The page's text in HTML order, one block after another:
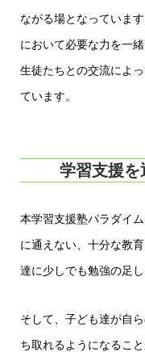
ながる場となっていま
において必要な力を一
生徒たちとの交流によ
ています。
学習支援を
本学習支援塾パラダイ
に通えない、十分な教
達に少しでも勉強の足
そして、子ども達が自
ち取れるようになるこ